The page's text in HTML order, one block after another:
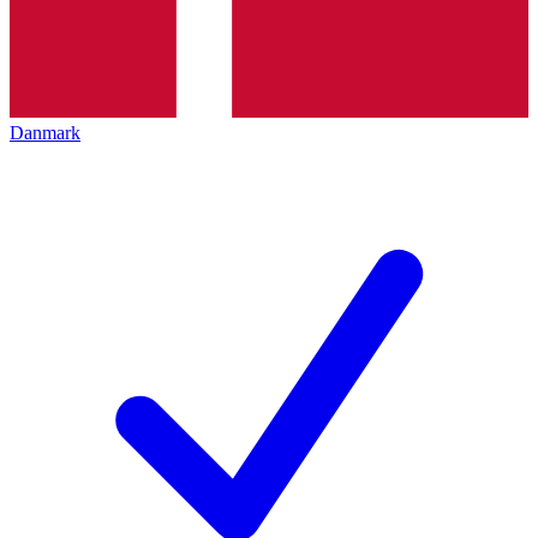
Danmark